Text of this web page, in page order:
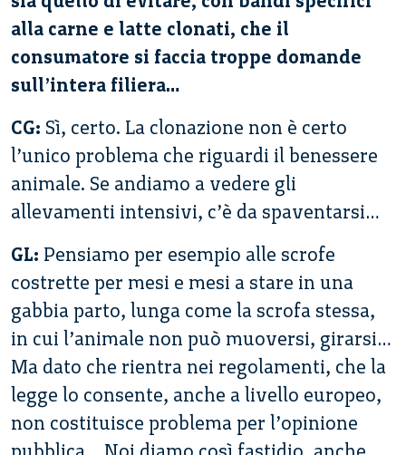
alla carne e latte clonati, che il
consumatore si faccia troppe domande
sull’intera filiera…
CG: Sì, certo. La clonazione non è certo
l’unico problema che riguardi il benessere
animale. Se andiamo a vedere gli
allevamenti intensivi, c’è da spaventarsi…
GL: Pensiamo per esempio alle scrofe
costrette per mesi e mesi a stare in una
gabbia parto, lunga come la scrofa stessa,
in cui l’animale non può muoversi, girarsi…
Ma dato che rientra nei regolamenti, che la
legge lo consente, anche a livello europeo,
non costituisce problema per l’opinione